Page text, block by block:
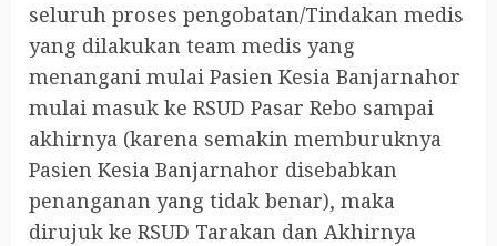
seluruh proses pengobatan/Tindakan medis
yang dilakukan team medis yang
menangani mulai Pasien Kesia Banjarnahor
mulai masuk ke RSUD Pasar Rebo sampai
akhirnya (karena semakin memburuknya
Pasien Kesia Banjarnahor disebabkan
penanganan yang tidak benar), maka
dirujuk ke RSUD Tarakan dan Akhirnya